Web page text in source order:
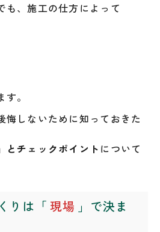
も、施工の仕方によって
。
悔しないために知っておきた
とチェックポイント について
りは「 現場 」で決ま